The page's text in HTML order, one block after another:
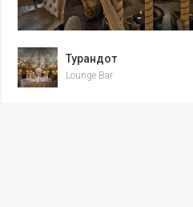
Турандот
Lounge Bar